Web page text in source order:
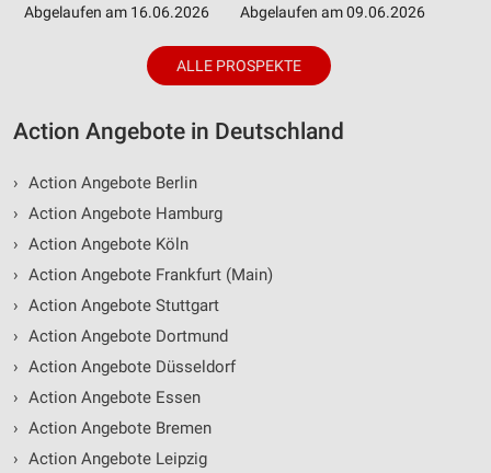
Abgelaufen am 16.06.2026 Abgelaufen am 09.06.2026
ALLE PROSPEKTE
Action Angebote in Deutschland
› Action Angebote Berlin
› Action Angebote Hamburg
› Action Angebote Köln
› Action Angebote Frankfurt (Main)
› Action Angebote Stuttgart
› Action Angebote Dortmund
› Action Angebote Düsseldorf
› Action Angebote Essen
› Action Angebote Bremen
› Action Angebote Leipzig